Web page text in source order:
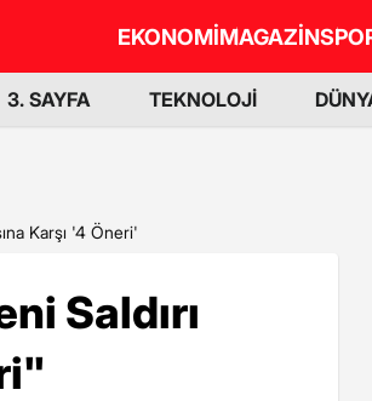
EKONOMİMAGAZİN
3. SAYFA TEKNOLOJİ
Karşı '4 Öneri'
Saldırı